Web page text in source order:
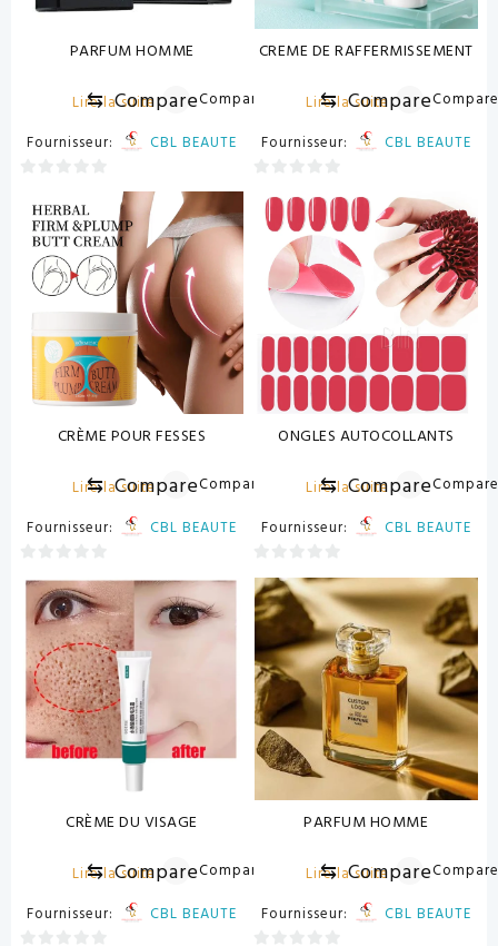
PARFUM HOMME
Lire la suite
⇆ CompareCompare
Fournisseur:
CBL BEAUTE
sur
CREME DE RAFFERMISSEMENT
Lire la suite
⇆ Compare
Fournisseur:
CBL BEAUTE
sur
CRÈME POUR FESSES
Lire la suite
⇆ CompareCompare
Fournisseur:
CBL BEAUTE
sur
ONGLES AUTOCOLLANTS
Lire la suite
⇆ Compare
Fournisseur:
CBL BEAUTE
0
sur
5
CRÈME DU VISAGE
Lire la suite
⇆ CompareCompare
Fournisseur:
CBL BEAUTE
PARFUM HOMME
Lire la suite
⇆ Compare
Fournisseur:
CBL BEAUTE